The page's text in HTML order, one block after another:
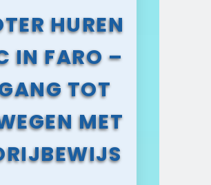
HUREN
IN FARO –
TOT
MET